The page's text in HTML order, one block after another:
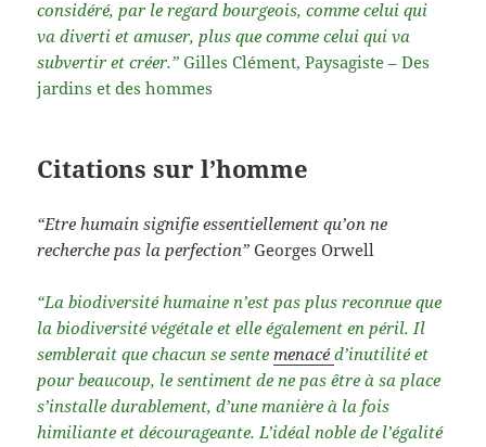
considéré, par le regard bourgeois, comme celui qui
va diverti et amuser, plus que comme celui qui va
subvertir et créer.” Gilles Clément, Paysagiste – Des
jardins et des hommes
Citations sur l’homme
“Etre humain signifie essentiellement qu’on ne
recherche pas la perfection” Georges Orwell
“La biodiversité humaine n’est pas plus reconnue que
la biodiversité végétale et elle également en péril. Il
semblerait que chacun se sente menacéd’inutilité et
pour beaucoup, le sentiment de ne pas être à sa place
s’installe durablement, d’une manière à la fois
himiliante et décourageante. L’idéal noble de l’égalité